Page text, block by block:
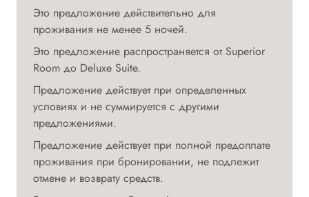
Это предложение действительно для
проживания не менее 5 ночей.
Это предложение распространяется от Superior
Room до Deluxe Suite.
Предложение действует при определенных
условиях и не суммируется с другими
предложениями.
Предложение действует при полной предоплате
проживания при бронировании, не подлежит
отмене и возврату средств.